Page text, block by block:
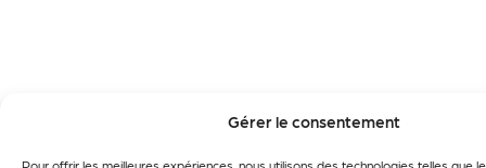
Gérer le consentement
Pour offrir les meilleures expériences, nous utilisons des technologies telles que